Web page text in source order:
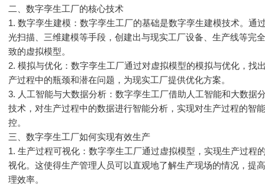
二、数字孪生工厂的核心技术
1. 数字孪生建模：数字孪生工厂的基础是数字孪生建模技术。通
光扫描、三维建模等手段，创建出与现实工厂设备、生产线等完
致的虚拟模型。
2. 模拟与优化：数字孪生工厂通过对虚拟模型的模拟与优化，找
产过程中的瓶颈和潜在问题，为现实工厂提供优化方案。
3. 人工智能与大数据分析：数字孪生工厂借助人工智能和大数据
技术，对生产过程中的数据进行智能分析，实现对生产过程的智
控。
三、数字孪生工厂如何实现有效生产
1. 生产过程可视化：数字孪生工厂通过虚拟模型，实现生产过程
视化。这使得生产管理人员可以直观地了解生产现场的情况，提
理效率。